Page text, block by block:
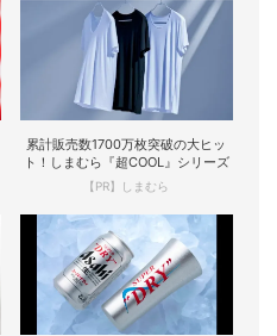
累計販売数1700万枚突破の大ヒッ
ト！しまむら『超COOL』シリーズ
【PR】しまむら